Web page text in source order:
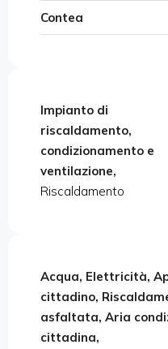
Contea
Impianto di
riscaldamento,
condizionamento e
ventilazione,
Riscaldamento
Acqua, Elettricità,
cittadino,
asfaltata, Aria
cittadina,